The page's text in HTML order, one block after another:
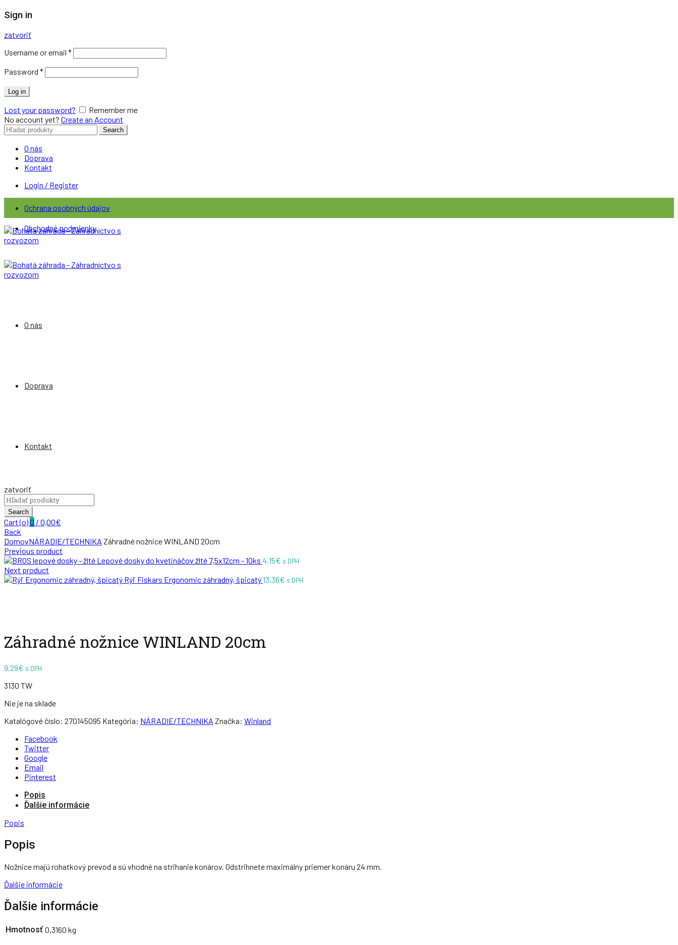
Sign in
zatvoriť
Username or email *
Password *
Log in
Lost your password?
Remember me
No account yet? Create an Account
Search
for:
Search
O nás
Doprava
Kontakt
Login / Register
Ochrana osobných údajov
Obchodné podmienky
O nás
Doprava
Kontakt
zatvoriť
Search
for:
Search
Cart (o)0 / 0,00€
Back
DomovNÁRADIE/TECHNIKA Záhradné nožnice WINLAND 20cm
Previous product
Lepové dosky do kvetináčov žlté 7,5x12cm - 10ks 4,15€ s DPH
Next product
Rýľ Fiskars Ergonomic záhradný, špicatý13,36€ s DPH
Záhradné nožnice WINLAND 20cm
9,29€ s DPH
3130 TW
Nie je na sklade
Katalógové číslo: 270145095 Kategória: NÁRADIE/TECHNIKA Značka: Winland
Facebook
Twitter
Google
Email
Pinterest
Popis
Ďalšie informácie
Popis
Popis
Nožnice majú rohatkový prevod a sú vhodné na strihanie konárov. Odstrihnete maximálny priemer konáru 24 mm.
Ďalšie informácie
Ďalšie informácie
Hmotnosť 0,3160 kg